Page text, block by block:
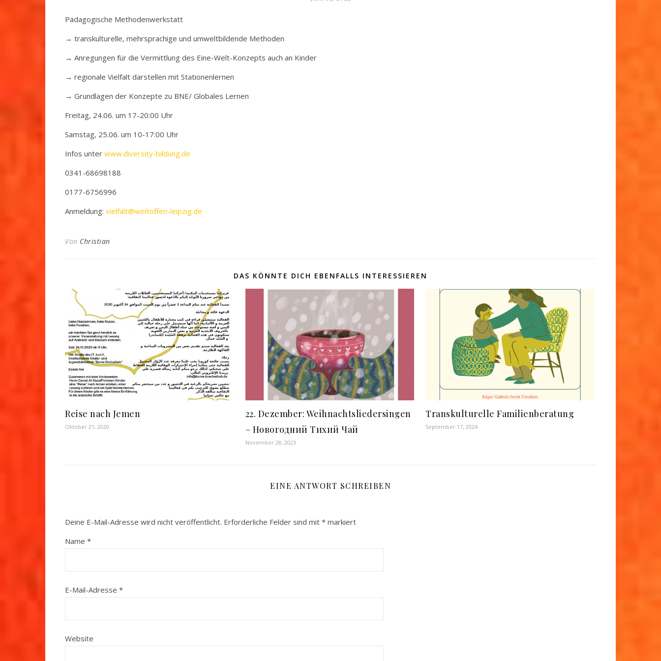
Pädagogische Methodenwerkstatt
→ transkulturelle, mehrsprachige und umweltbildende Methoden
→ Anregungen für die Vermittlung des Eine-Welt-Konzepts auch an Kinder
→ regionale Vielfalt darstellen mit Stationenlernen
→ Grundlagen der Konzepte zu BNE/ Globales Lernen
Freitag, 24.06. um 17-20:00 Uhr
Samstag, 25.06. um 10-17:00 Uhr
Infos unter www.diversity-bildung.de
0341-68698188
0177-6756996
Anmeldung: vielfalt@weltoffen-leipzig.de
Von Christian
DAS KÖNNTE DICH EBENFALLS INTERESSIEREN
Reise nach Jemen
Oktober 21, 2020
22. Dezember: Weihnachtsliedersingen
– Новогодний Тихий Чай
November 28, 2023
Transkulturelle Familienberatung
September 17, 2024
EINE ANTWORT SCHREIBEN
Deine E-Mail-Adresse wird nicht veröffentlicht. Erforderliche Felder sind mit * markiert
Name *
E-Mail-Adresse *
Website